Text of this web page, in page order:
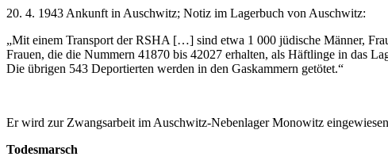
20. 4. 1943 Ankunft in Auschwitz; Notiz im Lagerbuch von Auschwitz:
„Mit einem Transport der RSHA […] sind etwa 1 000 jüdische Männer,
Frauen, die die Nummern 41870 bis 42027 erhalten, als Häftlinge in das
Die übrigen 543 Deportierten werden in den Gaskammern getötet.“
Er wird zur Zwangsarbeit im Auschwitz-Nebenlager Monowitz
Todesmarsch